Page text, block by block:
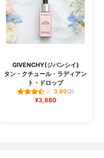
GIVENCHY(ジバンシイ)
タン・クチュール・ラディアン
ト・ドロップ
3.90(2)
¥3,880